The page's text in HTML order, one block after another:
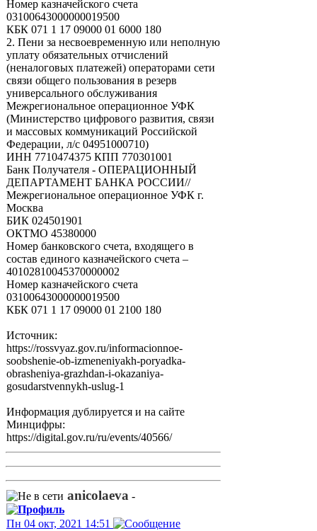
Номер казначейского счета
03100643000000019500
КБК 071 1 17 09000 01 6000 180
2. Пени за несвоевременную или неполную
уплату обязательных отчислений
(неналоговых платежей) операторами сети
связи общего пользования в резерв
универсального обслуживания
Межрегиональное операционное УФК
(Министерство цифрового развития, связи
и массовых коммуникаций Российской
Федерации, л/с 04951000710)
ИНН 7710474375 КПП 770301001
Банк Получателя - ОПЕРАЦИОННЫЙ
ДЕПАРТАМЕНТ БАНКА РОССИИ//
Межрегиональное операционное УФК г.
Москва
БИК 024501901
ОКТМО 45380000
Номер банковского счета, входящего в
состав единого казначейского счета –
40102810045370000002
Номер казначейского счета
03100643000000019500
КБК 071 1 17 09000 01 2100 180
Источник:
https://rossvyaz.gov.ru/informacionnoe-
soobshenie-ob-izmeneniyakh-poryadka-
obrasheniya-grazhdan-i-okazaniya-
gosudarstvennykh-uslug-1
Информация дублируется и на сайте
Минцифры:
https://digital.gov.ru/ru/events/40566/
anicolaeva -
Пн 04 окт, 2021 14:51